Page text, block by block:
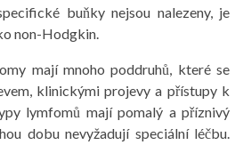
buňky nejsou nalezeny, je
non-Hodgkin.
mají mnoho poddruhů, které se
klinickými projevy a přístupy k
lymfomů mají pomalý a příznivý
dobu nevyžadují speciální léčbu.